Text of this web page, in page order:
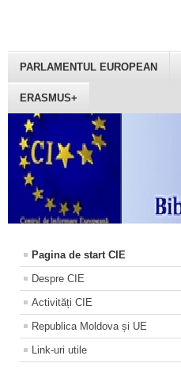
PARLAMENTUL EUROPEAN
ERASMUS+
Pagina de start CIE
Despre CIE
Activități CIE
Republica Moldova și UE
Link-uri utile